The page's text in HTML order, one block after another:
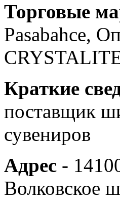
Торговые
Pasabahce,
Краткие
поставщик
сувениров
Адрес -
Волковское